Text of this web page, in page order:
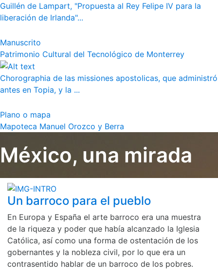
Guillén de Lampart, "Propuesta al Rey Felipe IV para la
liberación de Irlanda"...
Manuscrito
Patrimonio Cultural del Tecnológico de Monterrey
Chorographia de las missiones apostolicas, que administró
antes en Topia, y la ...
Plano o mapa
Mapoteca Manuel Orozco y Berra
México, una mirada
Un barroco para el pueblo
En Europa y España el arte barroco era una muestra
de la riqueza y poder que había alcanzado la Iglesia
Católica, así como una forma de ostentación de los
gobernantes y la nobleza civil, por lo que era un
contrasentido hablar de un barroco de los pobres.